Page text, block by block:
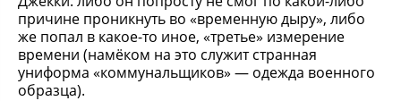
причине проникнуть во «временную дыру», либо
же попал в какое-то иное, «третье» измерение
времени (намёком на это служит странная
униформа «коммунальщиков» — одежда военного
образца).